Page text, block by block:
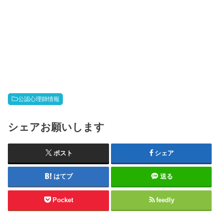
公認心理師情報
シェアお願いします
ポスト シェア
はてブ 送る
Pocket feedly